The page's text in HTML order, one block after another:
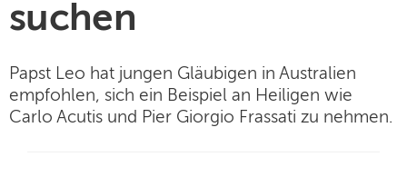
suchen
Papst Leo hat jungen Gläubigen in Australien
empfohlen, sich ein Beispiel an Heiligen wie
Carlo Acutis und Pier Giorgio Frassati zu nehmen.